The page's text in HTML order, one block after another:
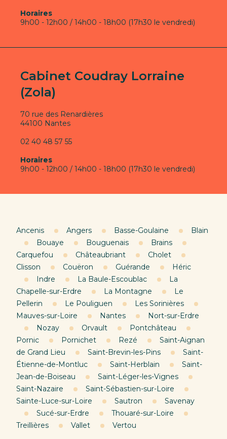
Horaires
9h00 - 12h00 / 14h00 - 18h00 (17h30 le vendredi)
Cabinet Coudray Lorraine
(Zola)
70 rue des Renardières
44100 Nantes
02 40 48 57 55
Horaires
9h00 - 12h00 / 14h00 - 18h00 (17h30 le vendredi)
Ancenis Angers Basse-Goulaine
Blain
Bouaye
Bouguenais
Brains
Carquefou
Châteaubriant
Cholet
Clisson
Couëron Guérande
Héric
Indre
La Baule-Escoublac
La
Chapelle-sur-Erdre
La Montagne
Le
Pellerin
Le Pouliguen
Les Sorinières
Mauves-sur-Loire
Nantes
Nort-sur-Erdre
Nozay
Orvault
Pontchâteau
Pornic
Pornichet Rezé
Saint-Aignan
de Grand Lieu
Saint-Brevin-les-Pins
Saint-
Étienne-de-Montluc
Saint-Herblain
Saint-
Jean-de-Boiseau
Saint-Léger-les-Vignes
Saint-Nazaire
Saint-Sébastien-sur-Loire
Sainte-Luce-sur-Loire
Sautron
Savenay
Sucé-sur-Erdre
Thouaré-sur-Loire
Treillières
Vallet Vertou